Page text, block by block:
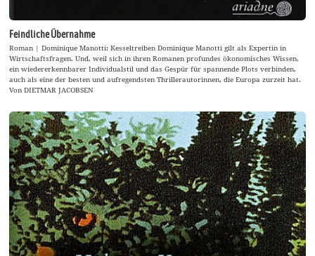
Feindliche Übernahme
Roman | Dominique Manotti: Kesseltreiben Dominique Manotti gilt als Expertin in
Wirtschaftsfragen. Und, weil sich in ihren Romanen profundes ökonomisches Wissen,
ein wiedererkennbarer Individualstil und das Gespür für spannende Plots verbinden,
auch als eine der besten und aufregendsten Thrillerautorinnen, die Europa zurzeit hat.
Von DIETMAR JACOBSEN